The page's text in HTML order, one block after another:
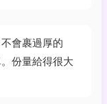
會裹過厚的
份量給得很大